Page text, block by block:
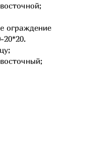
ограждение
20*20.